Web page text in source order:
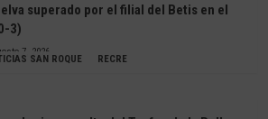
superado por el filial del Betis en el
3)
7, 2026
SAN ROQUE
RECRE